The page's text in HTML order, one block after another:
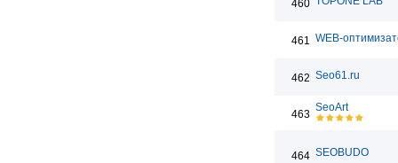
460
461 WEB-
462 Seo61.ru
463
SeoArt
464 SEOBUDO